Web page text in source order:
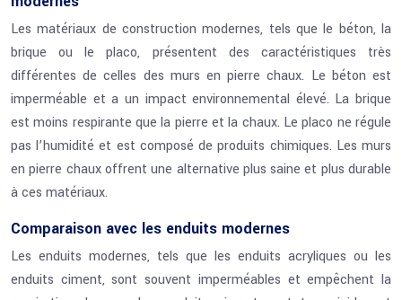
Les matériaux de construction modernes, tels que le béton, la
brique ou le placo, présentent des caractéristiques très
différentes de celles des murs en pierre chaux. Le béton est
imperméable et a un impact environnemental élevé. La brique
est moins respirante que la pierre et la chaux. Le placo ne régule
pas l’humidité et est composé de produits chimiques. Les murs
en pierre chaux offrent une alternative plus saine et plus durable
à ces matériaux.
Comparaison avec les enduits modernes
Les enduits modernes, tels que les enduits acryliques ou les
enduits ciment, sont souvent imperméables et empêchent la